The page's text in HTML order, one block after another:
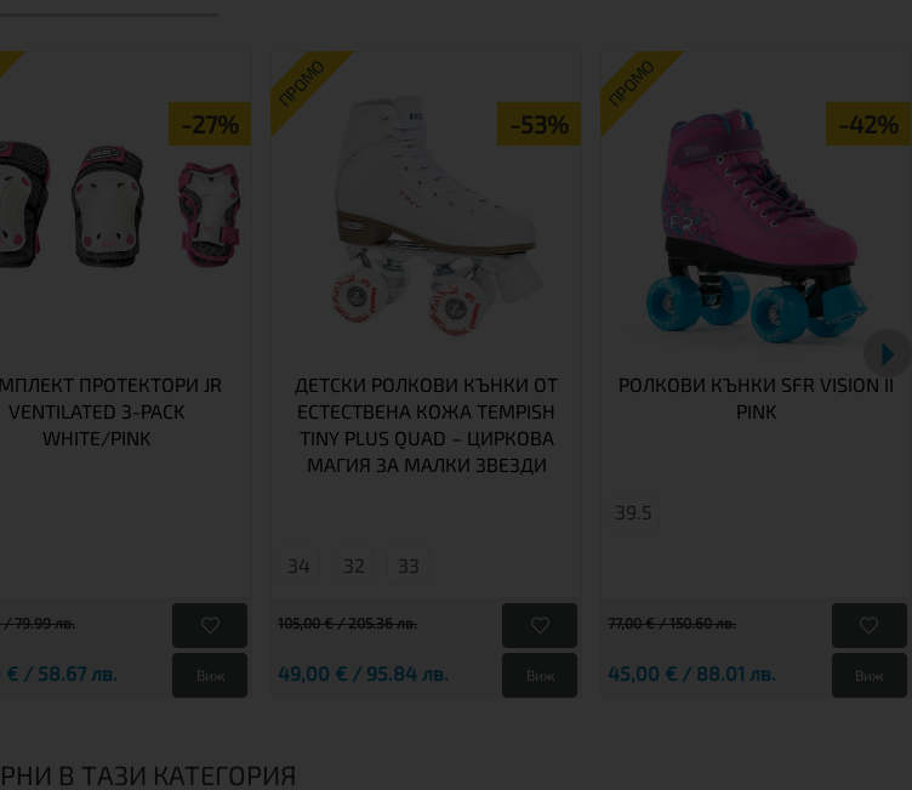
-27%
ПРОТЕКТОРИ JR
VENTILATED 3-PACK
WHITE/PINK
79.99 лв.
/ 58.67 лв. Виж
ПРОМО
-53%
ДЕТСКИ РОЛКОВИ КЪНКИ ОТ
ЕСТЕСТВЕНА КОЖА TEMPISH
TINY PLUS QUAD – ЦИРКОВА
МАГИЯ ЗА МАЛКИ ЗВЕЗДИ
34 32 33
105,00 € / 205.36 лв.
49,00 € / 95.84 лв. Виж
ПРОМО
-42%
РОЛКОВИ КЪНКИ SFR VISION II
PINK
39.5
77,00 € / 150.60 лв.
45,00 € / 88.01 лв. Виж
В ТАЗИ КАТЕГОРИЯ